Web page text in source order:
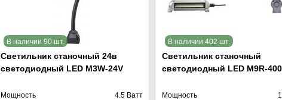
В наличии 90 шт.
Светильник станочный 24в
светодиодный LED M3W-24V
Мощность
4.5 Ватт
В наличии 402 шт.
Светильник станочный
светодиодный LED M9R-
Мощность